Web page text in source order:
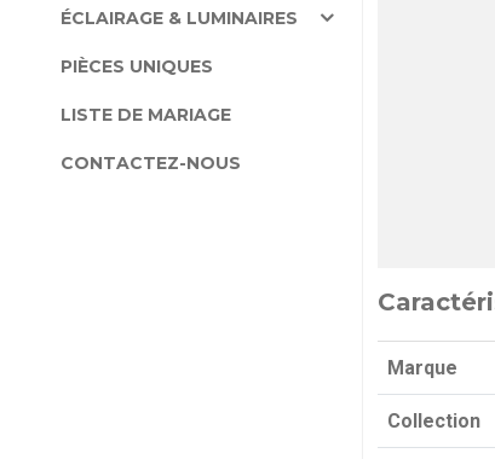
ÉCLAIRAGE & LUMINAIRES
PIÈCES UNIQUES
LISTE DE MARIAGE
CONTACTEZ-NOUS
Marque
Collection